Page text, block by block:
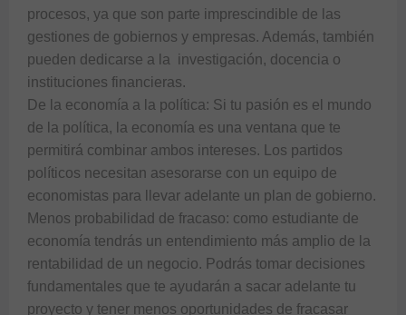
procesos, ya que son parte imprescindible de las
gestiones de gobiernos y empresas. Además, también
pueden dedicarse a la  investigación, docencia o
instituciones financieras.
De la economía a la política: Si tu pasión es el mundo
de la política, la economía es una ventana que te
permitirá combinar ambos intereses. Los partidos
políticos necesitan asesorarse con un equipo de
economistas para llevar adelante un plan de gobierno.
Menos probabilidad de fracaso: como estudiante de
economía tendrás un entendimiento más amplio de la
rentabilidad de un negocio. Podrás tomar decisiones
fundamentales que te ayudarán a sacar adelante tu
proyecto y tener menos oportunidades de fracasar